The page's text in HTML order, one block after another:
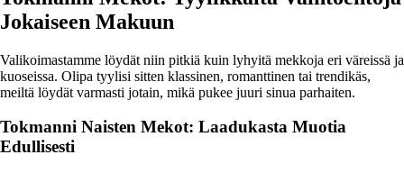
Jokaiseen Makuun
Valikoimastamme löydät niin pitkiä kuin lyhyitä mekkoja eri väreissä ja
kuoseissa. Olipa tyylisi sitten klassinen, romanttinen tai trendikäs,
meiltä löydät varmasti jotain, mikä pukee juuri sinua parhaiten.
Tokmanni Naisten Mekot: Laadukasta Muotia
Edullisesti